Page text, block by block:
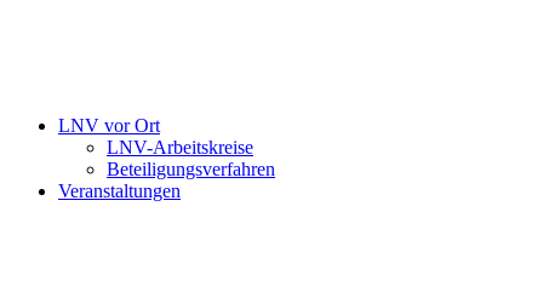
LNV vor Ort
LNV-Arbeitskreise
Beteiligungsverfahren
Veranstaltungen